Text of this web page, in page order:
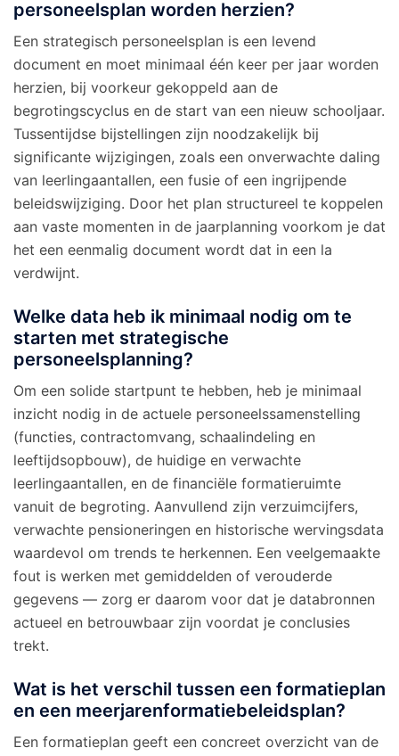
personeelsplan worden herzien?
Een strategisch personeelsplan is een levend
document en moet minimaal één keer per jaar worden
herzien, bij voorkeur gekoppeld aan de
begrotingscyclus en de start van een nieuw schooljaar.
Tussentijdse bijstellingen zijn noodzakelijk bij
significante wijzigingen, zoals een onverwachte daling
van leerlingaantallen, een fusie of een ingrijpende
beleidswijziging. Door het plan structureel te koppelen
aan vaste momenten in de jaarplanning voorkom je dat
het een eenmalig document wordt dat in een la
verdwijnt.
Welke data heb ik minimaal nodig om te
starten met strategische
personeelsplanning?
Om een solide startpunt te hebben, heb je minimaal
inzicht nodig in de actuele personeelssamenstelling
(functies, contractomvang, schaalindeling en
leeftijdsopbouw), de huidige en verwachte
leerlingaantallen, en de financiële formatieruimte
vanuit de begroting. Aanvullend zijn verzuimcijfers,
verwachte pensioneringen en historische wervingsdata
waardevol om trends te herkennen. Een veelgemaakte
fout is werken met gemiddelden of verouderde
gegevens — zorg er daarom voor dat je databronnen
actueel en betrouwbaar zijn voordat je conclusies
trekt.
Wat is het verschil tussen een formatieplan
en een meerjarenformatiebeleidsplan?
Een formatieplan geeft een concreet overzicht van de